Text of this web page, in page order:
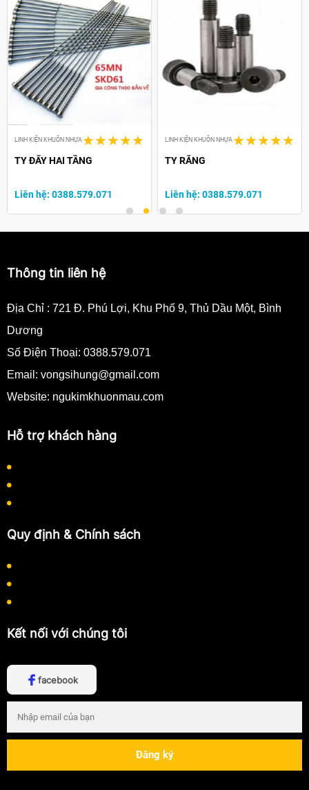
LINH KIỆN KHUÔN NHỰA
TY ĐẨY HAI TẦNG
Liên hệ: 0388.579.071
LINH KIỆN KHUÔN NHỰA
TY RĂNG
Liên hệ: 0388.579.071
Thông tin liên hệ
Địa Chỉ : 721 Đ. Phú Lợi, Khu Phố 9, Thủ Dầu Một, Bình
Dương
Số Điện Thoại: 0388.579.071
Email: vongsihung@gmail.com
Website: ngukimkhuonmau.com
Hỗ trợ khách hàng
Quy định & Chính sách
Kết nối với chúng tôi
facebook